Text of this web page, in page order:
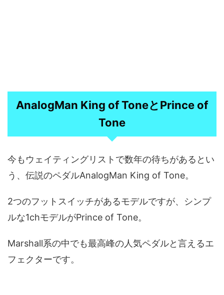
AnalogMan King of ToneとPrince of
Tone
今もウェイティングリストで数年の待ちがあるとい
う、伝説のペダルAnalogMan King of Tone。
2つのフットスイッチがあるモデルですが、シンプ
ルな1chモデルがPrince of Tone。
Marshall系の中でも最高峰の人気ペダルと言えるエ
フェクターです。